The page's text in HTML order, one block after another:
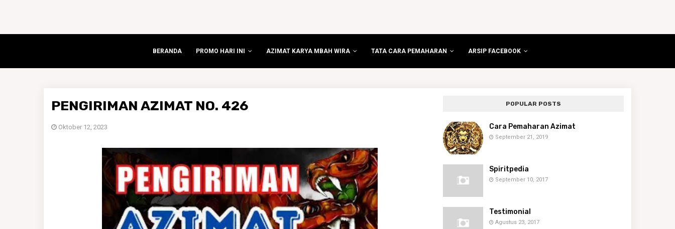
BERANDA PROMO HARI INI AZIMAT KARYA MBAH WIRA TATA CARA PEMAHARAN ARSIP FACEBOOK
PENGIRIMAN AZIMAT NO. 426
Oktober 12, 2023
POPULAR POSTS
Cara Pemaharan Azimat
September 21, 2019
Spiritpedia
September 10, 2017
Testimonial
Agustus 23, 2017